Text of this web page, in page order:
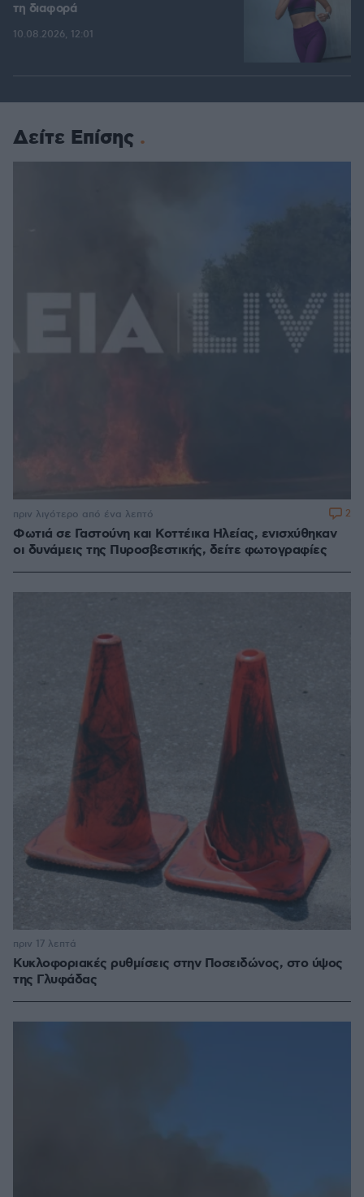
τη διαφορά
10.08.2026, 12:01
Δείτε Επίσης
Φωτιά σε Γαστούνη και Κοττέικα Ηλείας, ενισχύθηκαν
οι δυνάμεις της Πυροσβεστικής, δείτε φωτογραφίες
πριν λιγότερο από ένα λεπτό 2
Κυκλοφοριακές ρυθμίσεις στην Ποσειδώνος, στο ύψος
της Γλυφάδας
πριν 17 λεπτά